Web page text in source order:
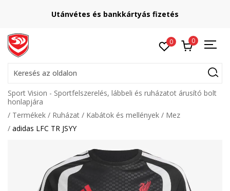
Utánvétes és bankkártyás fizetés
0 0
Keresés az oldalon
Sport Vision - Sportfelszerelés, lábbeli és ruházatot árusító bolt
honlapjára
Termékek
Ruházat Kabátok és mellények
Mez
adidas LFC TR JSYY